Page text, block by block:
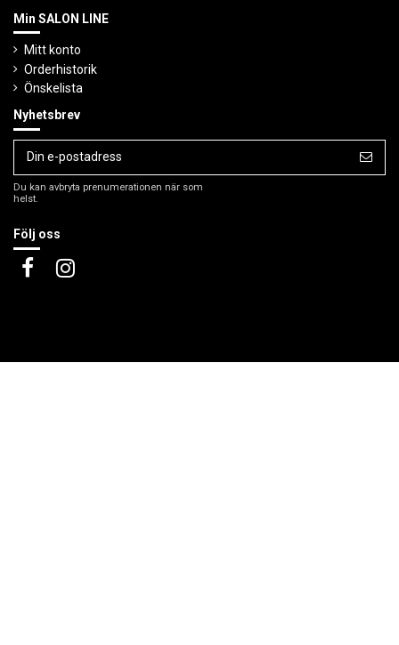
Min SALON LINE
Mitt konto
Orderhistorik
Önskelista
Nyhetsbrev
Du kan avbryta prenumerationen när som
helst.
Följ oss